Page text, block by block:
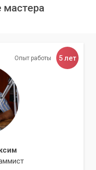
Опыт работы 5 лет